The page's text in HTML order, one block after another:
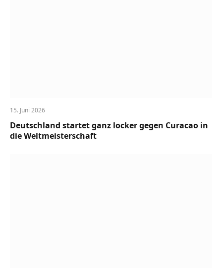
15. Juni 2026
Deutschland startet ganz locker gegen Curacao in
die Weltmeisterschaft